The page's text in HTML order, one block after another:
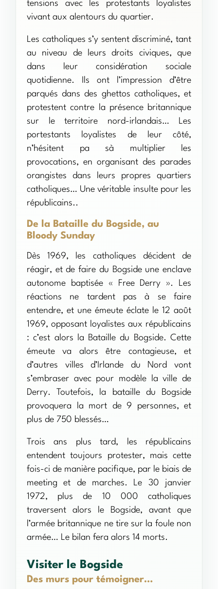
tensions avec les protestants loyalistes
vivant aux alentours du quartier.
Les catholiques s’y sentent discriminé, tant
au niveau de leurs droits civiques, que
dans leur considération sociale
quotidienne. Ils ont l’impression d’être
parqués dans des ghettos catholiques, et
protestent contre la présence britannique
sur le territoire nord-irlandais… Les
portestants loyalistes de leur côté,
n’hésitent pa sà multiplier les
provocations, en organisant des parades
orangistes dans leurs propres quartiers
catholiques… Une véritable insulte pour les
républicains..
De la Bataille du Bogside, au
Bloody Sunday
Dès 1969, les catholiques décident de
réagir, et de faire du Bogside une enclave
autonome baptisée « Free Derry ». Les
réactions ne tardent pas à se faire
entendre, et une émeute éclate le 12 août
1969, opposant loyalistes aux républicains
: c’est alors la Bataille du Bogside. Cette
émeute va alors être contagieuse, et
d’autres villes d’Irlande du Nord vont
s’embraser avec pour modèle la ville de
Derry. Toutefois, la bataille du Bogside
provoquera la mort de 9 personnes, et
plus de 750 blessés…
Trois ans plus tard, les républicains
entendent toujours protester, mais cette
fois-ci de manière pacifique, par le biais de
meeting et de marches. Le 30 janvier
1972, plus de 10 000 catholiques
traversent alors le Bogside, avant que
l’armée britannique ne tire sur la foule non
armée… Le bilan fera alors 14 morts.
Visiter le Bogside
Des murs pour témoigner…